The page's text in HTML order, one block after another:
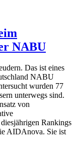
NABU
Das ist eines
NABU
wurden 77
unterwegs sind.
von
Rankings
AIDAnova. Sie ist